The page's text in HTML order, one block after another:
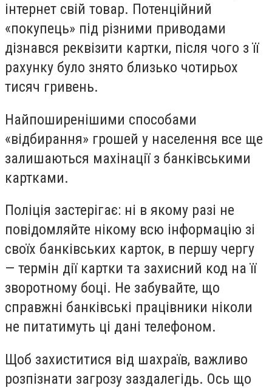
інтернет свій товар. Потенційний
«покупець» під різними приводами
дізнався реквізити картки, після чого з її
рахунку було знято близько чотирьох
тисяч гривень.
Найпоширенішими способами
«відбирання» грошей у населення все ще
залишаються махінації з банківськими
картками.
Поліція застерігає: ні в якому разі не
повідомляйте нікому всю інформацію зі
своїх банківських карток, в першу чергу
— термін дії картки та захисний код на її
зворотному боці. Не забувайте, що
справжні банківські працівники ніколи
не питатимуть ці дані телефоном.
Щоб захиститися від шахраїв, важливо
розпізнати загрозу заздалегідь. Ось що